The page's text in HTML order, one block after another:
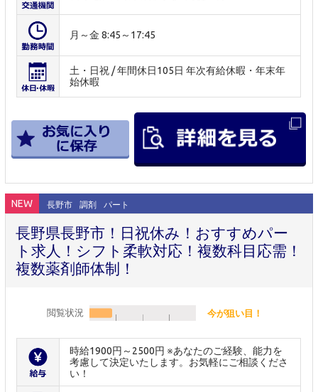
月～金 8:45～17:45
土・日祝 / 年間休日105日 年次有給休暇・年末年
始休暇
NEW 長野市 調剤 パート
長野県長野市！日祝休み！おすすめパー
ト求人！シフト柔軟対応！複数科目応需！
複数薬剤師体制！
閲覧状況 今が狙い目！
時給1900円～2500円 ※あなたのご経験、能力を
考慮して決定いたします。お気軽にご相談くださ
い！